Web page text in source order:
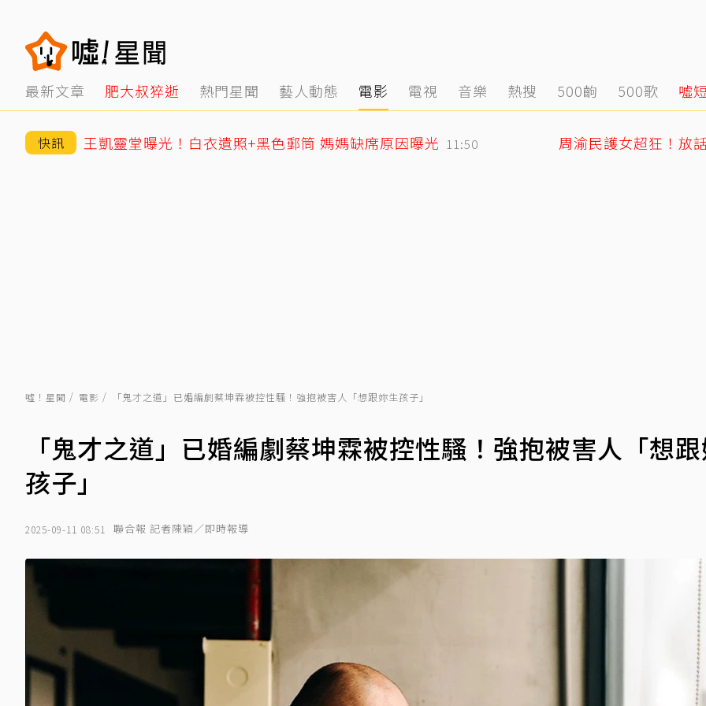
最新文章 肥大叔猝逝 熱門星聞 藝人動態 電影 電視 音樂 熱搜 500齣 500歌 噓
快訊 王凱靈堂曝光！白衣遺照+黑色郵筒 媽媽缺席原因曝光 11:50 周渝民護女超狂！放
噓！星聞 電影 「鬼才之道」已婚編劇蔡坤霖被控性騷！強抱被害人「想跟妳生孩子」
「鬼才之道」已婚編劇蔡坤霖被控性騷！強抱被害人「想
孩子」
2025-09-11 08:51 聯合報 記者陳穎／即時報導